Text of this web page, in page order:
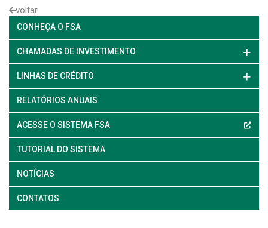
voltar
CONHEÇA O FSA
CHAMADAS DE INVESTIMENTO
LINHAS DE CRÉDITO
RELATÓRIOS ANUAIS
ACESSE O SISTEMA FSA
TUTORIAL DO SISTEMA
NOTÍCIAS
CONTATOS